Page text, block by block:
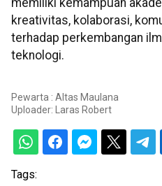
kreativitas, kolaborasi,
terhadap perkembangan
teknologi.
Pewarta : Altas Maulana
Uploader:
Laras Robert
Tags: